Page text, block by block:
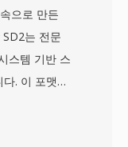
으로 만든
는 전문
스템 기반 스
. 이 포맷은
48, 88.2,